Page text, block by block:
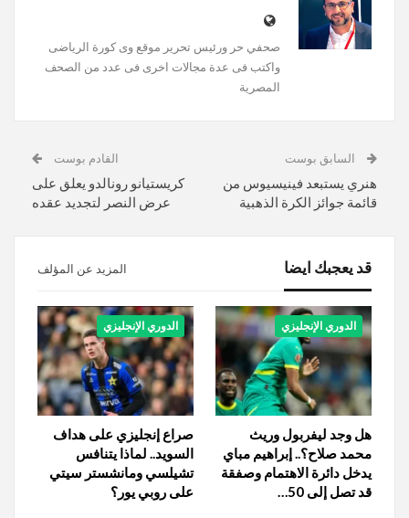
صحفي حر ورئيس تحرير موقع وى كورة الرياضى
واكتب فى عدة مجالات اخرى فى عدد من الصحف
المصرية
السابق بوست
هنري يستبعد فينيسيوس من
قائمة جوائز الكرة الذهبية
القادم بوست
كريستيانو رونالدو يعلق على
عرض النصر لتجديد عقده
قد يعجبك ايضا المزيد عن المؤلف
الدوري الإنجليزي
هل وجد ليفربول وريث
محمد صلاح؟.. إبراهيم مباي
يدخل دائرة الاهتمام وصفقة
قد تصل إلى 50…
الدوري الإنجليزي
صراع إنجليزي على هداف
السويد.. لماذا يتنافس
تشيلسي ومانشستر سيتي
على روبي يور؟